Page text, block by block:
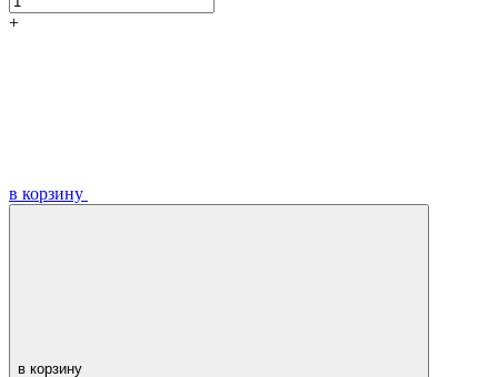
+
в корзину
в корзину